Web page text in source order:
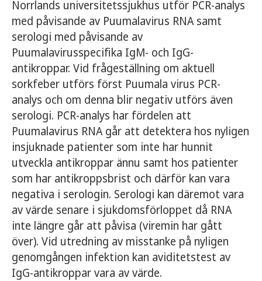
Norrlands universitetssjukhus utför PCR-analys
med påvisande av Puumalavirus RNA samt
serologi med påvisande av
Puumalavirusspecifika IgM- och IgG-
antikroppar. Vid frågeställning om aktuell
sorkfeber utförs först Puumala virus PCR-
analys och om denna blir negativ utförs även
serologi. PCR-analys har fördelen att
Puumalavirus RNA går att detektera hos nyligen
insjuknade patienter som inte har hunnit
utveckla antikroppar ännu samt hos patienter
som har antikroppsbrist och därför kan vara
negativa i serologin. Serologi kan däremot vara
av värde senare i sjukdomsförloppet då RNA
inte längre går att påvisa (viremin har gått
över). Vid utredning av misstanke på nyligen
genomgången infektion kan aviditetstest av
IgG-antikroppar vara av värde.